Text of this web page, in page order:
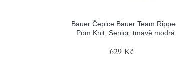
Bauer Čepice Bauer Team
Pom Knit, Senior, tmavě modrá
629 Kč